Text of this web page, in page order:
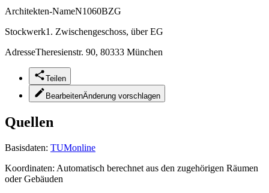
Architekten-NameN1060BZG
Stockwerk1. Zwischengeschoss, über EG
AdresseTheresienstr. 90, 80333 München
Teilen
BearbeitenÄnderung vorschlagen
Quellen
Basisdaten: TUMonline
Koordinaten: Automatisch berechnet aus den zugehörigen Räumen
oder Gebäuden